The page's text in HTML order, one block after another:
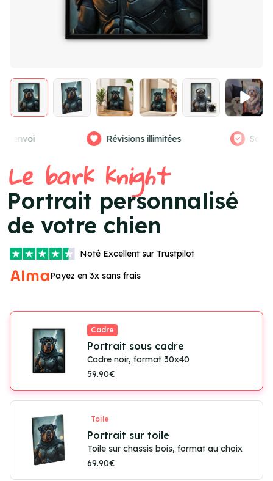
Satisfaction garantie
4
of
4
Le bark knight
Portrait personnalisé
de votre chien
Noté Excellent sur Trustpilot
Payez en 3x sans frais
Cadre
Portrait sous cadre
Cadre noir, format 30x40
59.90€
Toile
Portrait sur toile
Toile sur chassis bois, format au choix
69.90€